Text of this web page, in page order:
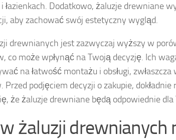
łazienkach. Dodatkowo, żaluzje drewniane
aby zachować swój estetyczny wygląd.
drewnianych jest zazwyczaj wyższy w
co może wpłynąć na Twoją decyzję. Ich
na łatwość montażu i obsługi,
podjęciem decyzji o zakupie,
że żaluzje drewniane będą odpowiednie
żaluzji drewnianych